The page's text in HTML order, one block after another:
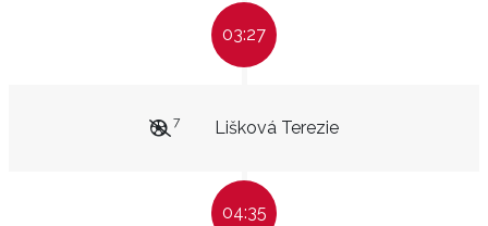
03:27
Lišková Terezie
7
04:35